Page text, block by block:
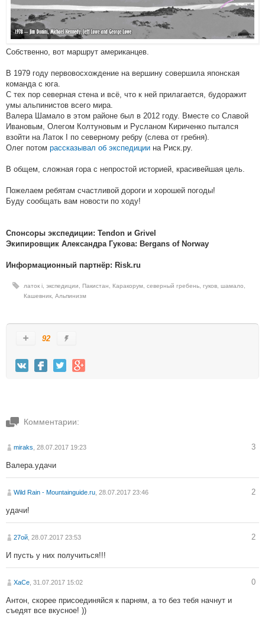
Собственно, вот маршрут американцев.
В 1979 году первовосхождение на вершину совершила японская
команда с юга.
С тех пор северная стена и всё, что к ней прилагается, будоражит
умы альпинистов всего мира.
Валера Шамало в этом районе был в 2012 году. Вместе со Славой
Ивановым, Олегом Колтуновым и Русланом Кириченко пытался
взойти на Латок I по северному ребру (слева от гребня).
Олег потом рассказывал об экспедиции на Риск.ру.
В общем, сложная гора с непростой историей, красивейшая цель.
Пожелаем ребятам счастливой дороги и хорошей погоды!
Буду сообщать вам новости по ходу!
Спонсоры экспедиции: Tendon и Grivel
Экипировщик Александра Гукова: Bergans of Norway
Информационный партнёр: Risk.ru
латок i экспедиции Пакистан Каракорум северный гребень гуков шамало
Кашевник Альпинизм
92
Комментарии:
miraks , 28.07.2017 19:23 3
Валера.удачи
Wild Rain - Mountainguide.ru , 28.07.2017 23:46 2
удачи!
27ой , 28.07.2017 23:53 2
И пусть у них получиться!!!
XaCe , 31.07.2017 15:02 0
Антон, скорее присоединяйся к парням, а то без тебя начнут и
съедят все вкусное! ))